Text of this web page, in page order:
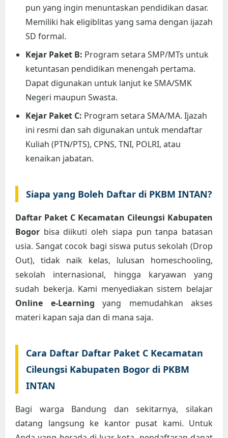
pun yang ingin menuntaskan pendidikan dasar.
Memiliki hak eligiblitas yang sama dengan ijazah
SD formal.
Kejar Paket B: Program setara SMP/MTs untuk
ketuntasan pendidikan menengah pertama.
Dapat digunakan untuk lanjut ke SMA/SMK
Negeri maupun Swasta.
Kejar Paket C: Program setara SMA/MA. Ijazah
ini resmi dan sah digunakan untuk mendaftar
Kuliah (PTN/PTS), CPNS, TNI, POLRI, atau
kenaikan jabatan.
Siapa yang Boleh Daftar di PKBM INTAN?
Daftar Paket C Kecamatan Cileungsi Kabupaten
Bogor bisa diikuti oleh siapa pun tanpa batasan
usia. Sangat cocok bagi siswa putus sekolah (Drop
Out), tidak naik kelas, lulusan homeschooling,
sekolah internasional, hingga karyawan yang
sudah bekerja. Kami menyediakan sistem belajar
Online e-Learning yang memudahkan akses
materi kapan saja dan di mana saja.
Cara Daftar Daftar Paket C Kecamatan
Cileungsi Kabupaten Bogor di PKBM
INTAN
Bagi warga Bandung dan sekitarnya, silakan
datang langsung ke kantor pusat kami. Untuk